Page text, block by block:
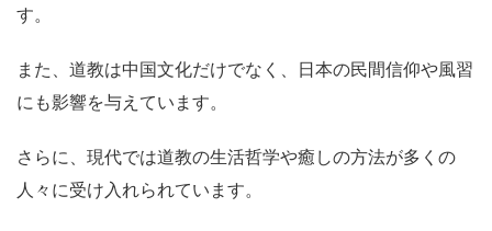
す。
また、道教は中国文化だけでなく、日本の民間信仰や風習
にも影響を与えています。
さらに、現代では道教の生活哲学や癒しの方法が多くの
人々に受け入れられています。